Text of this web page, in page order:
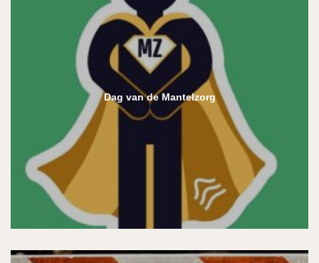
Dag van de Mantelzorg